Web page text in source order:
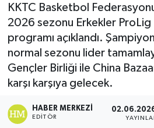
KKTC Basketbol
2026 sezonu Erkekler ProLig
programı açıklandı.
normal sezonu lider
Gençler Birliği ile China
karşı karşıya gelecek.
HABER MERKEZI
EDITÖR
DÜNYA
EĞİTİM
EKONOMİ
ENGLISH
Son Dakika Haberleri
Haber Arşivi